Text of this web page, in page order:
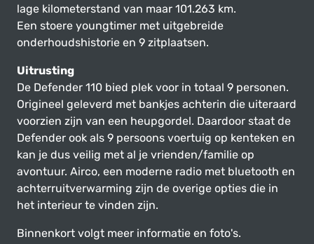
lage kilometerstand van maar 101.263 km.
Een stoere youngtimer met uitgebreide
onderhoudshistorie en 9 zitplaatsen.
Uitrusting
De Defender 110 bied plek voor in totaal 9 personen.
Origineel geleverd met bankjes achterin die uiteraard
voorzien zijn van een heupgordel. Daardoor staat de
Defender ook als 9 persoons voertuig op kenteken en
kan je dus veilig met al je vrienden/familie op
avontuur. Airco, een moderne radio met bluetooth en
achterruitverwarming zijn de overige opties die in
het interieur te vinden zijn.
Binnenkort volgt meer informatie en foto's.